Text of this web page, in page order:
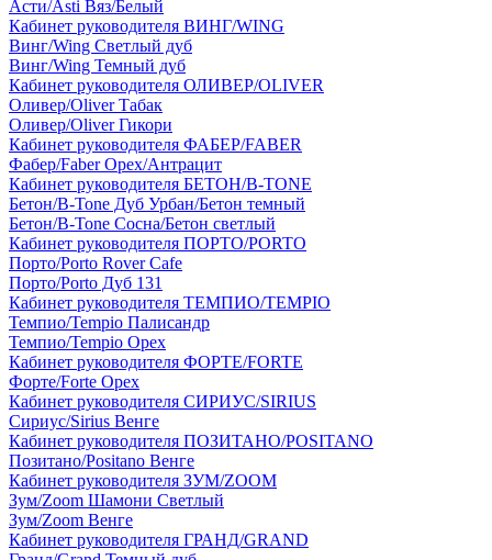
Асти/Asti Вяз/Белый
Кабинет руководителя ВИНГ/WING
Винг/Wing Светлый дуб
Винг/Wing Темный дуб
Кабинет руководителя ОЛИВЕР/OLIVER
Оливер/Oliver Табак
Оливер/Oliver Гикори
Кабинет руководителя ФАБЕР/FABER
Фабер/Faber Орех/Антрацит
Кабинет руководителя БЕТОН/B-TONE
Бетон/B-Tone Дуб Урбан/Бетон темный
Бетон/B-Tone Сосна/Бетон светлый
Кабинет руководителя ПОРТО/PORTO
Порто/Porto Rover Cafe
Порто/Porto Дуб 131
Кабинет руководителя ТЕМПИО/TEMPIO
Темпио/Tempio Палисандр
Темпио/Tempio Орех
Кабинет руководителя ФОРТЕ/FORTE
Форте/Forte Орех
Кабинет руководителя СИРИУС/SIRIUS
Сириус/Sirius Венге
Кабинет руководителя ПОЗИТАНО/POSITANO
Позитано/Positano Венге
Кабинет руководителя ЗУМ/ZOOM
Зум/Zoom Шамони Светлый
Зум/Zoom Венге
Кабинет руководителя ГРАНД/GRAND